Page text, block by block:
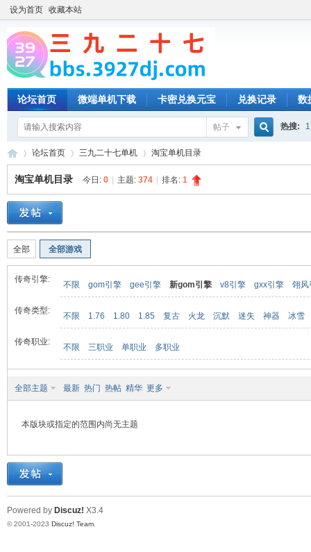
设为首页 收藏本站
论坛首页 微端单机下载 卡密兑换元宝 兑换记录 数
帖子 热搜:
»
论坛首页 三九二十七单机 淘宝单机目录
淘宝单机目录 今日: 0 主题: 374 排名: 1
全部 全部游戏
传奇引擎:
不限 gom引擎 gee引擎 新gom引擎 v8引擎 gxx引擎 翎风
传奇类型:
不限 1.76 1.80 1.85 复古 火龙 沉默 迷失 神器 冰雪
传奇职业:
不限 三职业 单职业 多职业
全部主题 最新 热门 热帖 精华 更多
本版块或指定的范围内尚无主题
Powered by Discuz! X3.4
© 2001-2023 Discuz! Team.